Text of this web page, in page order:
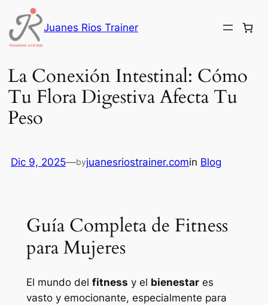
Saltar
al
contenido
Juanes Rios Trainer
La Conexión Intestinal: Cómo
Tu Flora Digestiva Afecta Tu
Peso
Dic 9, 2025—byjuanesriostrainer.comin Blog
Guía Completa de Fitness
para Mujeres
El mundo del fitness y el bienestares
vasto y emocionante, especialmente para